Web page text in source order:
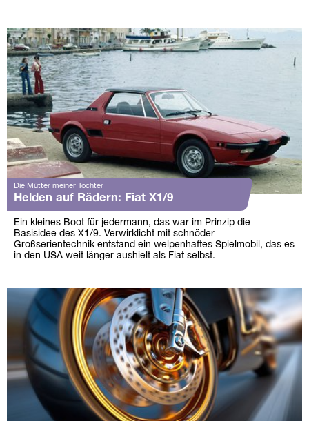
Die Mütter meiner Tochter
Helden auf Rädern: Fiat X1/9
Ein kleines Boot für jedermann, das war im Prinzip die
Basisidee des X1/9. Verwirklicht mit schnöder
Großserientechnik entstand ein welpenhaftes Spielmobil, das es
in den USA weit länger aushielt als Fiat selbst.